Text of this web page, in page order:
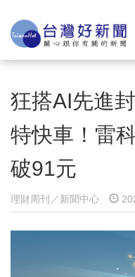
狂搭AI先進
特快車！雷
破91元
理財周刊／新聞中心